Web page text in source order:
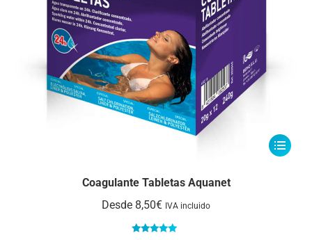
Este
Coagulante Tabletas Aquanet
Desde 8,50€ IVA incluido